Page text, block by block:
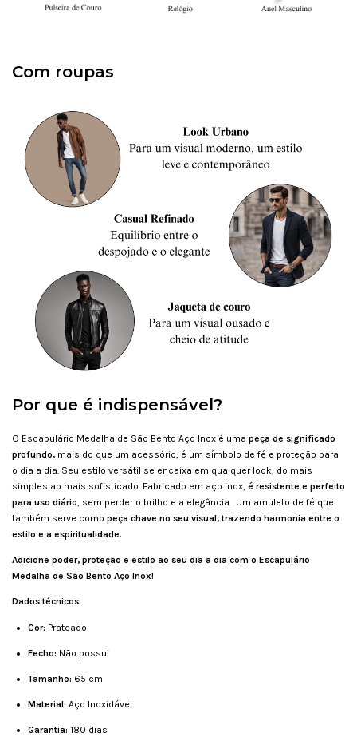
Com roupas
Por que é indispensável?
O Escapulário Medalha de São Bento Aço Inox é uma peça de significado
profundo, mais do que um acessório, é um símbolo de fé e proteção para
o dia a dia. Seu estilo versátil se encaixa em qualquer look, do mais
simples ao mais sofisticado. Fabricado em aço inox, é resistente e perfeito
para uso diário, sem perder o brilho e a elegância. Um amuleto de fé que
também serve como peça chave no seu visual, trazendo harmonia entre o
estilo e a espiritualidade.
Adicione poder, proteção e estilo ao seu dia a dia com o Escapulário
Medalha de São Bento Aço Inox!
Dados técnicos:
Cor: Prateado
Fecho: Não possui
Tamanho: 65 cm
Material: Aço Inoxidável
Garantia: 180 dias